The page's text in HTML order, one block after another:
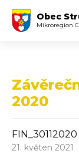
Obec
Mikroregion
2020
FIN_30112020
21. květen 2021